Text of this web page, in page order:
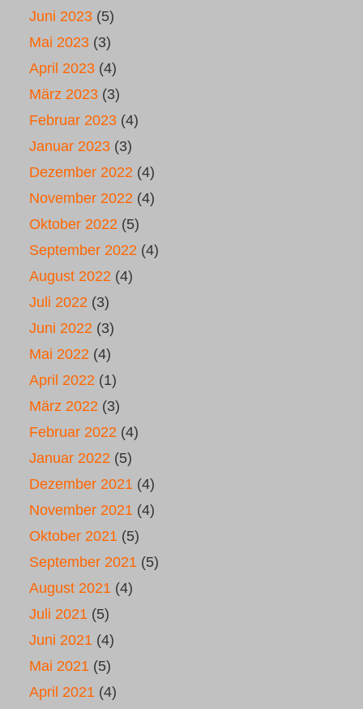
Juni 2023 (5)
Mai 2023 (3)
April 2023 (4)
März 2023 (3)
Februar 2023 (4)
Januar 2023 (3)
Dezember 2022 (4)
November 2022 (4)
Oktober 2022 (5)
September 2022 (4)
August 2022 (4)
Juli 2022 (3)
Juni 2022 (3)
Mai 2022 (4)
April 2022 (1)
März 2022 (3)
Februar 2022 (4)
Januar 2022 (5)
Dezember 2021 (4)
November 2021 (4)
Oktober 2021 (5)
September 2021 (5)
August 2021 (4)
Juli 2021 (5)
Juni 2021 (4)
Mai 2021 (5)
April 2021 (4)